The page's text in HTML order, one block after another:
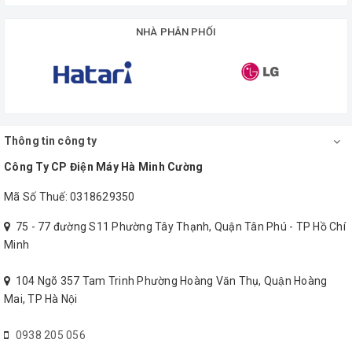
rung, giảm nhiều tiếng ồn
phẩm.
thủy tinh bền bỉ, an toàn
Vận hành êm ái
chất lượng cao giúp máy
không làm ảnh hưởng đến
sinh hoạt của gia đình.
Miễn phí giao hàng. Liên hệ 0938 205 056 để được hỗ trợ
NHÀ PHÂN PHỐI
Thông tin công ty
Công Ty CP Điện Máy Hà Minh Cường
Mã Số Thuế: 0318629350
75 - 77 đường S11 Phường Tây Thạnh, Quận Tân Phú - TP Hồ Chí
Minh
104 Ngõ 357 Tam Trinh Phường Hoàng Văn Thụ, Quận Hoàng
Mai, TP Hà Nội
0938 205 056